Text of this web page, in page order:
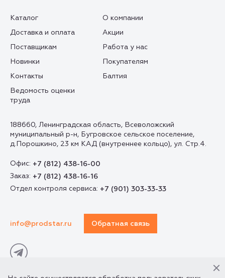
188660, Ленинградская область, Всеволожский
муниципальный р-н, Бугровское сельское поселение,
д.Порошкино, 23 км КАД (внутреннее кольцо), ул. Стр.4.
Офис: +7 (812) 438-16-00
Заказ: +7 (812) 438-16-16
Отдел контроля сервиса: +7 (901) 303-33-33
info@prodstar.ru Обратная связь
Каталог
О компании
Доставка и оплата
Акции
Поставщикам
Работа у нас
Новинки
Покупателям
Контакты
Балтия
Ведомость оценки
труда